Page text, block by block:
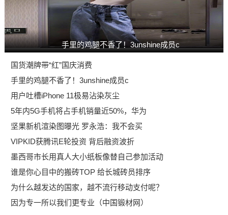
手里的鸡腿不香了！3unshine成员c
国货潮牌带“红”国庆消费
手里的鸡腿不香了！3unshine成员c
用户吐槽iPhone 11极易沾染灰尘
5年内5G手机将占手机销量近50%，华为
坚果新机渲染图曝光 罗永浩：我不会买
VIPKID获腾讯E轮投资 背后融资波折
墨西哥市长用真人大小纸板像替自己参加活动
谁是你心目中的搬砖TOP 给长城砖员排序
为什么越发达的国家，越不流行移动支付呢？
因为专一所以我们更专业（中国锻材网）